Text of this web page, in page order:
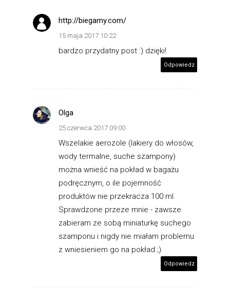
http://biegamy.com/
15 maja 2017 10:22
bardzo przydatny post :) dzięki!
Odpowiedz
Olga
25 czerwca 2017 09:00
Wszelakie aerozole (lakiery do włosów,
wody termalne, suche szampony)
można wnieść na pokład w bagażu
podręcznym, o ile pojemność
produktów nie przekracza 100 ml.
Sprawdzone przeze mnie - zawsze
zabieram ze sobą miniaturkę suchego
szamponu i nigdy nie miałam problemu
z wniesieniem go na pokład ;)
Odpowiedz